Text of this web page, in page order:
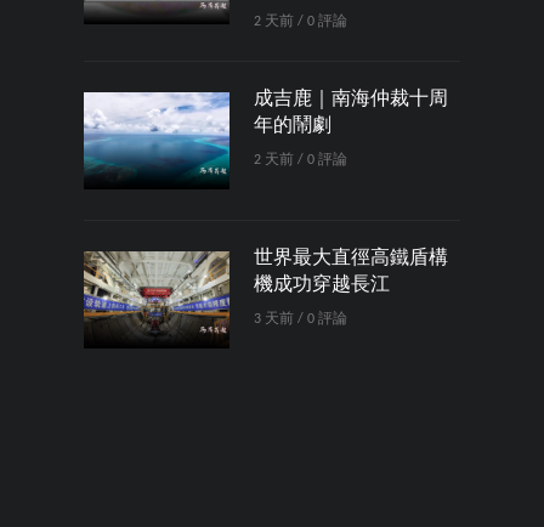
2 天前 / 0 評論
成吉鹿｜南海仲裁十周
年的鬧劇
2 天前 / 0 評論
世界最大直徑高鐵盾構
機成功穿越長江
3 天前 / 0 評論